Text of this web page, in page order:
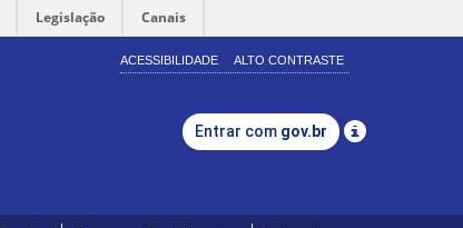
Legislação Canais
ACESSIBILIDADE ALTO CONTRASTE
Entrar com gov.br